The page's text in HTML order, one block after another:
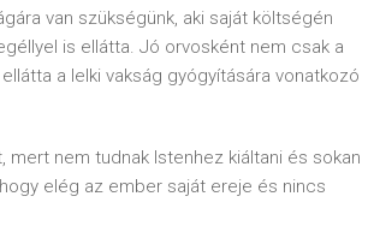
van szükségünk, aki saját költségén
is ellátta. Jó orvosként nem csak a
a lelki vakság gyógyítására vonatkozó
nem tudnak Istenhez kiáltani és sokan
elég az ember saját ereje és nincs